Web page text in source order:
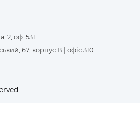
2, оф. 531
67, корпус В | офіс 310